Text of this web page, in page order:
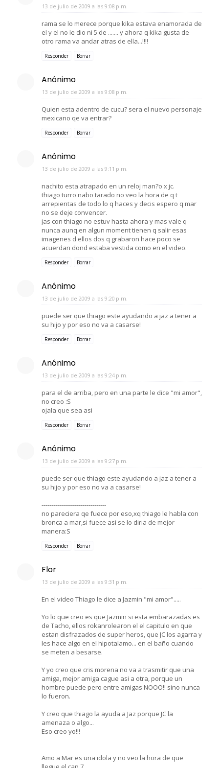
13 de julio de 2009 a las 9:08 p.m.
rama se lo merece porque kika estava enamorada de
el y el no le dio ni 5 de ....... y ahora q kika gusta de
otro rama va andar atras de ella...!!!!
Responder Borrar
Anónimo
13 de julio de 2009 a las 9:08 p.m.
Quien esta adentro de cucu? sera el nuevo personaje
mexicano qe va entrar?
Responder Borrar
Anónimo
13 de julio de 2009 a las 9:11 p.m.
nachito esta atrapado en un reloj man?o x jc.
thiago turro nabo tarado no veo la hora de q t
arrepientas de todo lo q haces y decis espero q mar
no se deje convencer.
jas con thiago no estuv hasta ahora y mas vale q
nunca aunq en algun moment tienen q salir esas
imagenes d ellos dos q grabaron hace poco se
acuerdan dond estaba vestida como en el video.
Responder Borrar
Anónimo
13 de julio de 2009 a las 9:20 p.m.
puede ser que thiago este ayudando a jaz a tener a
su hijo y por eso no va a casarse!
Responder Borrar
Anónimo
13 de julio de 2009 a las 9:24 p.m.
para el de arriba, pero en una parte le dice "mi amor",
no creo :S
ojala que sea asi
Responder Borrar
Anónimo
13 de julio de 2009 a las 9:27 p.m.
puede ser que thiago este ayudando a jaz a tener a
su hijo y por eso no va a casarse!
---------------------------------
no pareciera qe fuece por eso,xq thiago le habla con
bronca a mar,si fuece asi se lo diria de mejor
manera:S
Responder Borrar
Flor
13 de julio de 2009 a las 9:31 p.m.
En el video Thiago le dice a Jazmin "mi amor".....
Yo lo que creo es que Jazmin si esta embarazadas es
de Tacho, ellos rokanrolearon el el capitulo en que
estan disfrazados de super heros, que JC los agarra y
les hace algo en el hipotalamo... en el baño cuando
se meten a besarse.
Y yo creo que cris morena no va a trasmitir que una
amiga, mejor amiga cague asi a otra, porque un
hombre puede pero entre amigas NOOO!! sino nunca
lo fueron.
Y creo que thiago la ayuda a Jaz porque JC la
amenaza o algo...
Eso creo yo!!!
Amo a Mar es una idola y no veo la hora de que